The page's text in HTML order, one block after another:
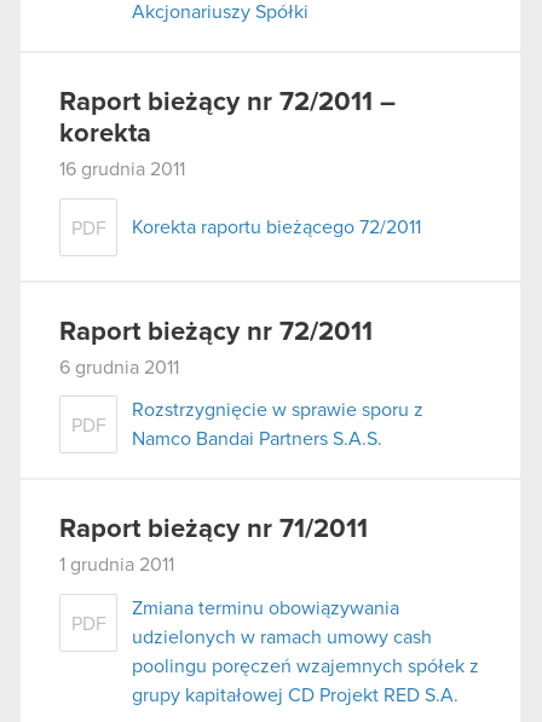
Akcjonariuszy Spółki
Raport bieżący nr 72/2011 –
korekta
16 grudnia 2011
PDF Korekta raportu bieżącego 72/2011
Raport bieżący nr 72/2011
6 grudnia 2011
PDF
Rozstrzygnięcie w sprawie sporu z
Namco Bandai Partners S.A.S.
Raport bieżący nr 71/2011
1 grudnia 2011
PDF
Zmiana terminu obowiązywania
udzielonych w ramach umowy cash
poolingu poręczeń wzajemnych spółek z
grupy kapitałowej CD Projekt RED S.A.